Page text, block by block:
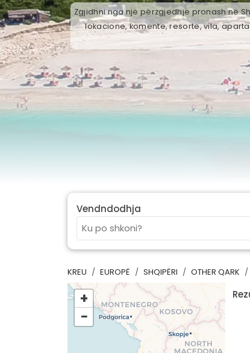
Zgjidhni nga një përzgjedhje pronash në
lokacione, komente, resorte, vila,
Vendndodhja
KREU EUROPË SHQIPËRI OTHER QARK
+
−